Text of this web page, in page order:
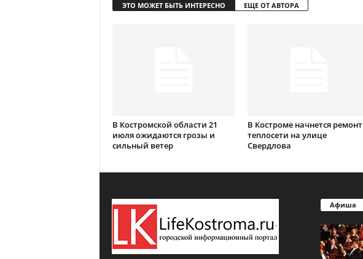
ЭТО МОЖЕТ БЫТЬ ИНТЕРЕСНО ЕЩЕ ОТ АВТОРА
В Костромской области 21
июля ожидаются грозы и
сильный ветер
В Костроме начнется ремонт
теплосети на улице
Свердлова
Афиша